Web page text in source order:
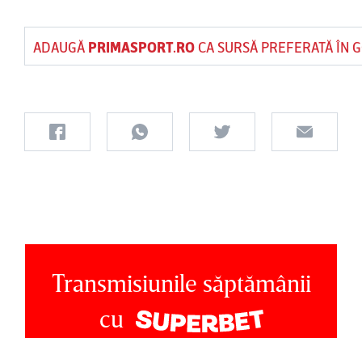
ADAUGĂ PRIMASPORT.ROCA SURSĂ PREFERATĂ ÎN
Transmisiunile săptămânii
cu